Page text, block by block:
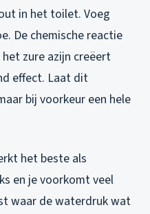
in het toilet. Voeg
De chemische reactie
zure azijn creëert
effect. Laat dit
bij voorkeur een hele
het beste als
en je voorkomt veel
waar de waterdruk wat